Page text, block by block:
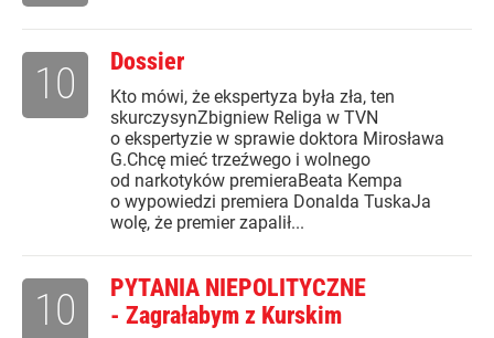
Dossier
Kto mówi, że ekspertyza była zła, ten
skurczysynZbigniew Religa w TVN
o ekspertyzie w sprawie doktora Mirosława
G.Chcę mieć trzeźwego i wolnego
od narkotyków premieraBeata Kempa
o wypowiedzi premiera Donalda TuskaJa
wolę, że premier zapalił...
10
PYTANIA NIEPOLITYCZNE
- Zagrałabym z Kurskim
10